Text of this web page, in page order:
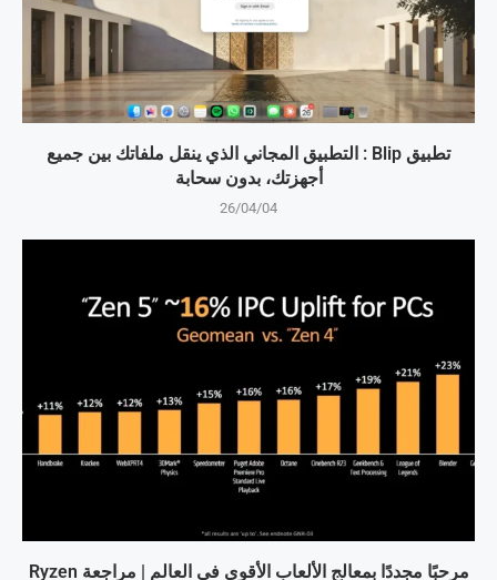
تطبيق Blip : التطبيق المجاني الذي ينقل ملفاتك بين جميع
أجهزتك، بدون سحابة
26/04/04
مرحبًا مجددًا بمعالج الألعاب الأقوى في العالم | مراجعة Ryzen